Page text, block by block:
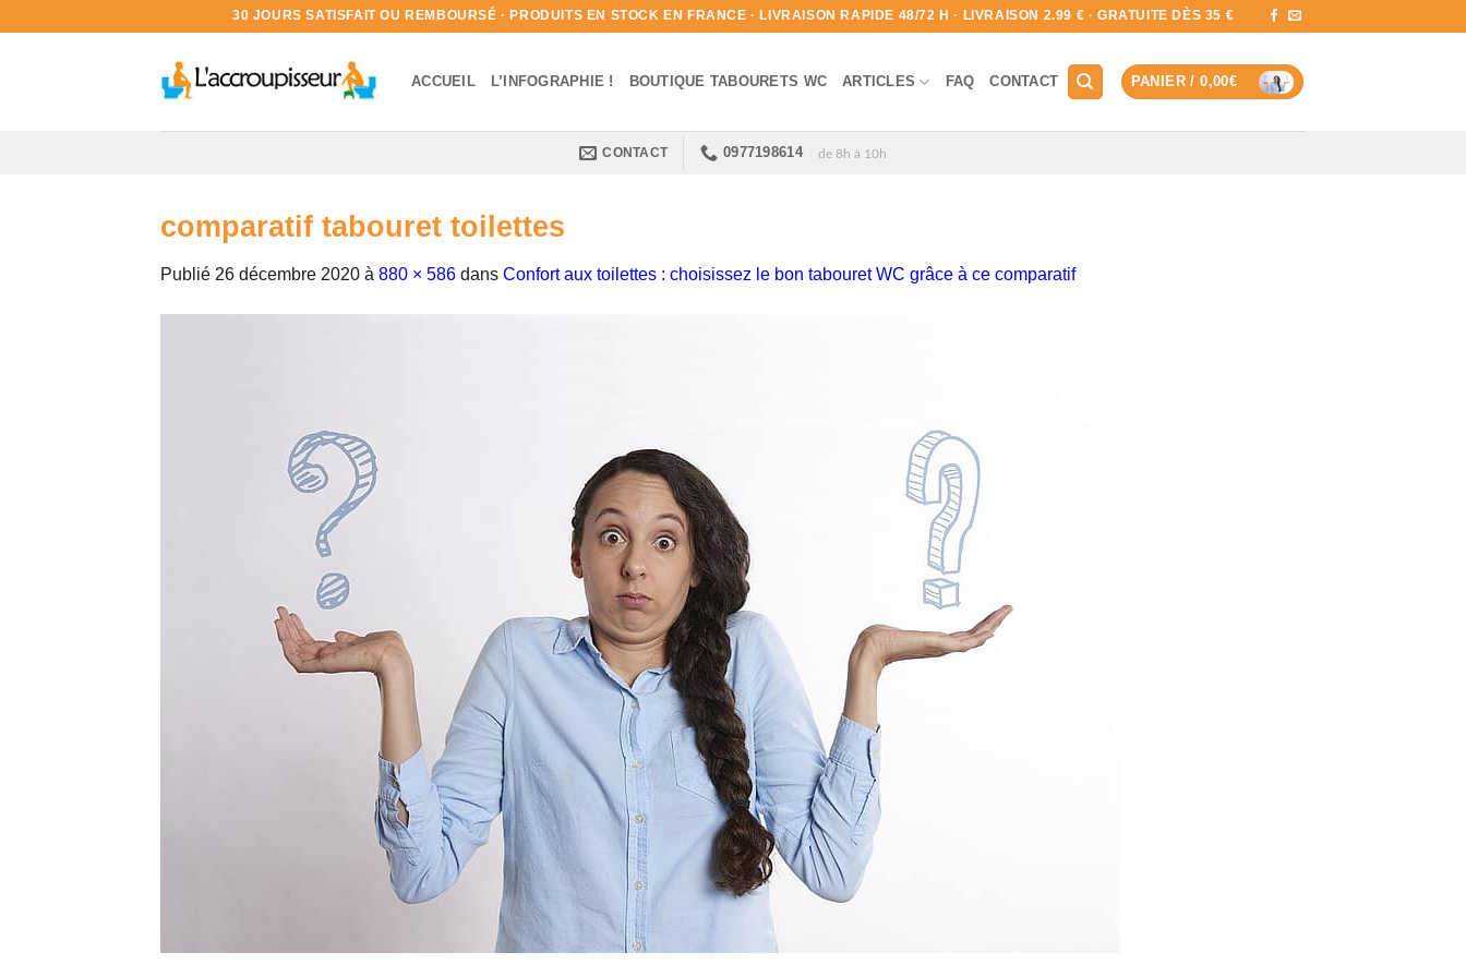
30 JOURS SATISFAIT OU REMBOURSÉ · PRODUITS EN STOCK EN FRANCE · LIVRAISON RAPIDE 48/72 H · LIVRAISON 2.99 € · GRATUITE DÈS 35 €
ACCUEIL L’INFOGRAPHIE ! BOUTIQUE TABOURETS WC ARTICLES FAQ CONTACT PANIER /0,00€
CONTACT 0977198614 de 8h à 10h
comparatif tabouret toilettes
Publié 26 décembre 2020 à 880 × 586 dans Confort aux toilettes : choisissez le bon tabouret WC grâce à ce comparatif